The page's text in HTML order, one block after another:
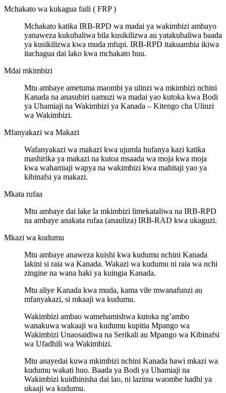
Mchakato wa kukagua faili ( FRP )
Mchakato katika IRB-RPD wa madai ya wakimbizi ambayo
yanaweza kukubaliwa bila kusikilizwa au yatakubaliwa baada
ya kusikilizwa kwa muda mfupi. IRB-RPD itakuambia ikiwa
itachagua dai lako kwa mchakato huu.
Mdai mkimbizi
Mtu ambaye ametuma maombi ya ulinzi wa mkimbizi nchini
Kanada na anasubiri uamuzi wa madai yao kutoka kwa Bodi
ya Uhamiaji na Wakimbizi ya Kanada – Kitengo cha Ulinzi
wa Wakimbizi.
Mfanyakazi wa Makazi
Wafanyakazi wa makazi kwa ujumla hufanya kazi katika
mashirika ya makazi na kutoa msaada wa moja kwa moja
kwa wahamiaji wapya na wakimbizi kwa mahitaji yao ya
kibinafsi ya makazi.
Mkata rufaa
Mtu ambaye dai lake la mkimbizi limekataliwa na IRB-RPD
na ambaye anakata rufaa (anauliza) IRB-RAD kwa ukaguzi.
Mkazi wa kudumu
Mtu ambaye anaweza kuishi kwa kudumu nchini Kanada
lakini si raia wa Kanada. Wakazi wa kudumu ni raia wa nchi
zingine na wana haki ya kuingia Kanada.
Mtu aliye Kanada kwa muda, kama vile mwanafunzi au
mfanyakazi, si mkaaji wa kudumu.
Wakimbizi ambao wamehamishwa kutoka ng’ambo
wanakuwa wakaaji wa kudumu kupitia Mpango wa
Wakimbizi Unaosaidiwa na Serikali au Mpango wa Kibinafsi
wa Ufadhili wa Wakimbizi.
Mtu anayedai kuwa mkimbizi nchini Kanada hawi mkazi wa
kudumu wakati huo. Baada ya Bodi ya Uhamiaji na
Wakimbizi kuidhinisha dai lao, ni lazima waombe hadhi ya
ukaaji wa kudumu.